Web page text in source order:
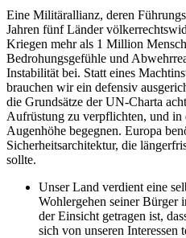
Eine Militärallianz, deren
Jahren fünf Länder
Kriegen mehr als 1 Million
Bedrohungsgefühle und
Instabilität bei. Statt eines
brauchen wir ein defensiv
die Grundsätze der UN-Charta
Aufrüstung zu verpflichten, und
Augenhöhe begegnen. Europa
Sicherheitsarchitektur, die
sollte.
Unser Land verdient eine
Wohlergehen seiner Bürger
der Einsicht getragen ist,
sich von unseren Interessen